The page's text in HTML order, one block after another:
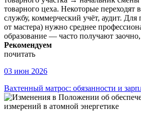
товарного цеха. Некоторые переходят
службу, коммерческий учёт, аудит.
от мастера) нужно среднее
образование — часто получают
Рекомендуем
почитать
03 июн 2026
Вахтенный матрос: обязанности и